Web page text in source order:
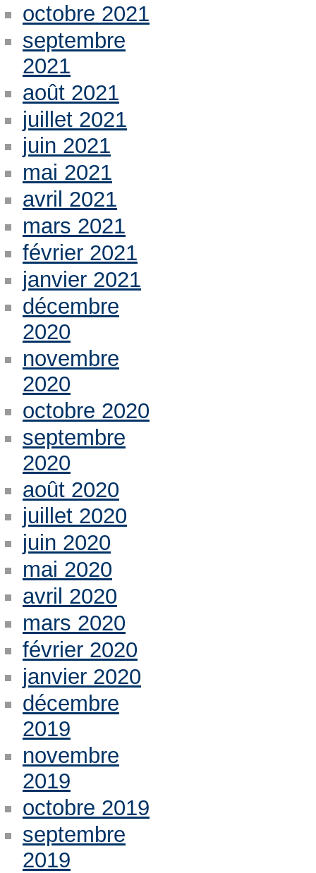
octobre 2021
septembre
2021
août 2021
juillet 2021
juin 2021
mai 2021
avril 2021
mars 2021
février 2021
janvier 2021
décembre
2020
novembre
2020
octobre 2020
septembre
2020
août 2020
juillet 2020
juin 2020
mai 2020
avril 2020
mars 2020
février 2020
janvier 2020
décembre
2019
novembre
2019
octobre 2019
septembre
2019